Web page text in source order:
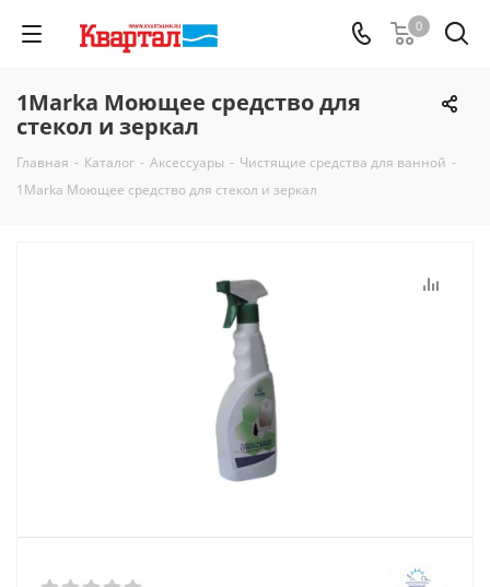
0
1Marka Моющее средство для
стекол и зеркал
Главная - Каталог - Аксессуары - Чистящие средства для ванной -
1Marka Моющее средство для стекол и зеркал